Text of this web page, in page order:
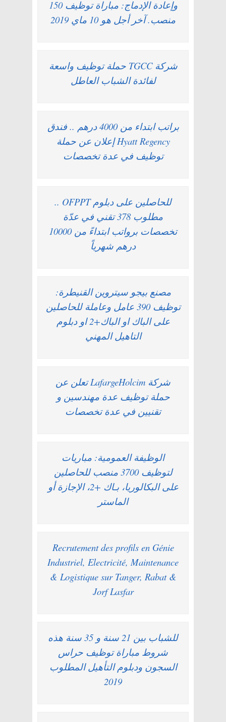
وإعادة الإدماج: مباراة توظيف 150
منصب. آخر أجل هو 10 ماي 2019
شركة TGCC حملة توظيف واسعة
لفائدة الشباب العاطل
براتب ابتداء من 4000 درهم .. فندق
Hyatt Regency إعلان عن حملة
توظيف في عدة تخصصات
للحاصلين على دبلوم OFPPT ..
مطلوب 378 تقني في عدّة
تخصصات برواتب ابتداءً من 10000
درهم شهرياً
مصنع بيجو سيتروين القنيطرة:
توظيف 390 عامل وعاملة للحاصلين
على الباك او الباك+2 او دبلوم
التاهيل المهني
شركة LafargeHolcim تعلن عن
حملة توظيف عدة مهندسين و
تقنيين في عدة تخصصات
الوظيفة العمومية: مباريات
لتوظيف 3700 منصب للحاصلين
على البكالوريا، بـاك +2، الإجازة أو
الماستر
Recrutement des profils en Génie
Industriel, Electricité, Maintenance
& Logistique sur Tanger, Rabat &
Jorf Lasfar
للشباب بين 21 سنة و 35 سنة هذه
شروط مباراة توظيف حراس
السجون ودبلوم التأهيل المطلوب
2019